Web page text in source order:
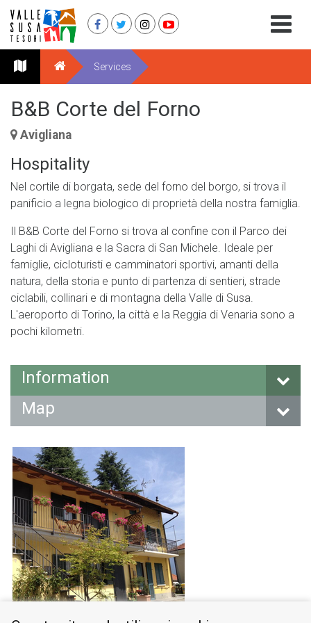
Services
B&B Corte del Forno
Avigliana
Hospitality
Nel cortile di borgata, sede del forno del borgo, si trova il
panificio a legna biologico di proprietà della nostra famiglia.
Il B&B Corte del Forno si trova al confine con il Parco dei
Laghi di Avigliana e la Sacra di San Michele. Ideale per
famiglie, cicloturisti e camminatori sportivi, amanti della
natura, della storia e punto di partenza di sentieri, strade
ciclabili, collinari e di montagna della Valle di Susa.
L'aeroporto di Torino, la città e la Reggia di Venaria sono a
pochi kilometri.
Information
Map